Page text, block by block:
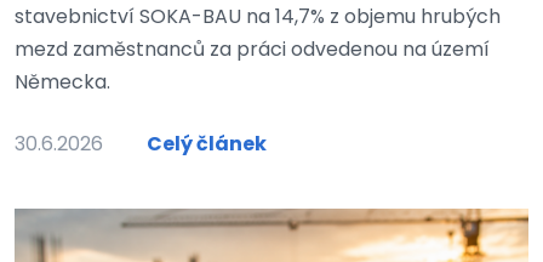
stavebnictví SOKA-BAU na 14,7% z objemu hrubých
mezd zaměstnanců za práci odvedenou na území
Německa.
30.6.2026 Celý článek